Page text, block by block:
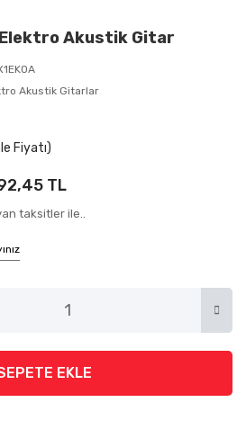
Elektro Akustik Gitar
Akustik Gitarlar
Fiyatı)
TL
taksitler ile..
EKLE